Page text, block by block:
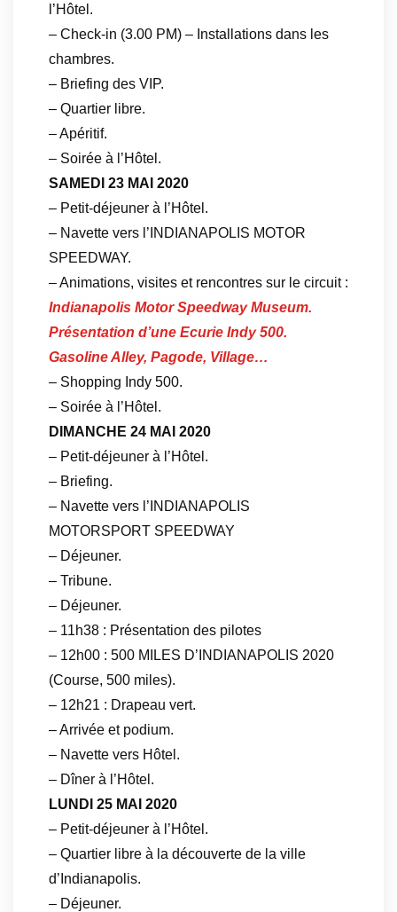
l’Hôtel.
– Check-in (3.00 PM) – Installations dans les
chambres.
– Briefing des VIP.
– Quartier libre.
– Apéritif.
– Soirée à l’Hôtel.
SAMEDI 23 MAI 2020
– Petit-déjeuner à l’Hôtel.
– Navette vers l’INDIANAPOLIS MOTOR
SPEEDWAY.
– Animations, visites et rencontres sur le circuit :
Indianapolis Motor Speedway Museum.
Présentation d’une Ecurie Indy 500.
Gasoline Alley, Pagode, Village…
– Shopping Indy 500.
– Soirée à l’Hôtel.
DIMANCHE 24 MAI 2020
– Petit-déjeuner à l’Hôtel.
– Briefing.
– Navette vers l’INDIANAPOLIS
MOTORSPORT SPEEDWAY
– Déjeuner.
– Tribune.
– Déjeuner.
– 11h38 : Présentation des pilotes
– 12h00 : 500 MILES D’INDIANAPOLIS 2020
(Course, 500 miles).
– 12h21 : Drapeau vert.
– Arrivée et podium.
– Navette vers Hôtel.
– Dîner à l’Hôtel.
LUNDI 25 MAI 2020
– Petit-déjeuner à l’Hôtel.
– Quartier libre à la découverte de la ville
d’Indianapolis.
– Déjeuner.